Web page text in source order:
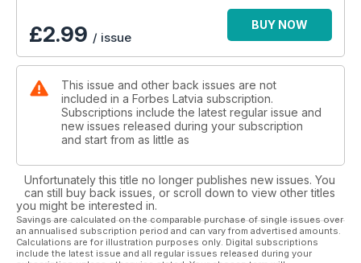
MAZUMTIRDZNIECĪBAS JAUNAIS SUPERPĀRIS
Nav daudz miljardiem dolāru vērtu jauno uzņēmumu, ko
vadītu laulāts pāris, kuram ir trīs mazi bērni. Patiesībā tāds ir
tikai viens. Houzz valda nogurdinošs, bet veiksmīgs līdzsvars.
SILTI PAT AUKSTĀ ŪDENĪ
Taivānas uzņēmums Sheico jau otrajā paaudzē dominē
hidrotērpu ražošanā.
PASAULES KURPNIEKS
Patlaban ātri augošās nozares – apavu ražošanas – pašā
centrā atrodas Manzūrs Elahī un Apex Group no Bangladešas.
ZINĀTNISKĀ DIĒTA
Igauņu biotehnoloģiju uzņēmums Wellbiome piedāvā izstrādāt
£2.99 / issue
BUY NOW
This issue and other back issues are not
included in a Forbes Latvia subscription.
Subscriptions include the latest regular issue and
new issues released during your subscription
and start from as little as
Unfortunately this title no longer publishes new issues. You
can still buy back issues, or scroll down to view other titles
you might be interested in.
Savings are calculated on the comparable purchase of single issues over
an annualised subscription period and can vary from advertised amounts.
Calculations are for illustration purposes only. Digital subscriptions
include the latest issue and all regular issues released during your